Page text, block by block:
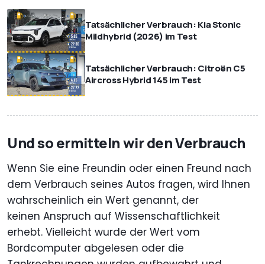
Tatsächlicher Verbrauch: Kia Stonic
Mildhybrid (2026) im Test
Tatsächlicher Verbrauch: Citroën C5
Aircross Hybrid 145 im Test
Und so ermitteln wir den Verbrauch
Wenn Sie eine Freundin oder einen Freund nach
dem Verbrauch seines Autos fragen, wird Ihnen
wahrscheinlich ein Wert genannt, der
keinen Anspruch auf Wissenschaftlichkeit
erhebt. Vielleicht wurde der Wert vom
Bordcomputer abgelesen oder die